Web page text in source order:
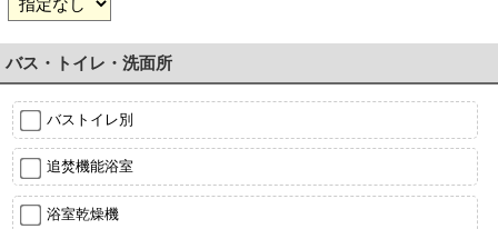
バス・トイレ・洗面所
バストイレ別
追焚機能浴室
浴室乾燥機